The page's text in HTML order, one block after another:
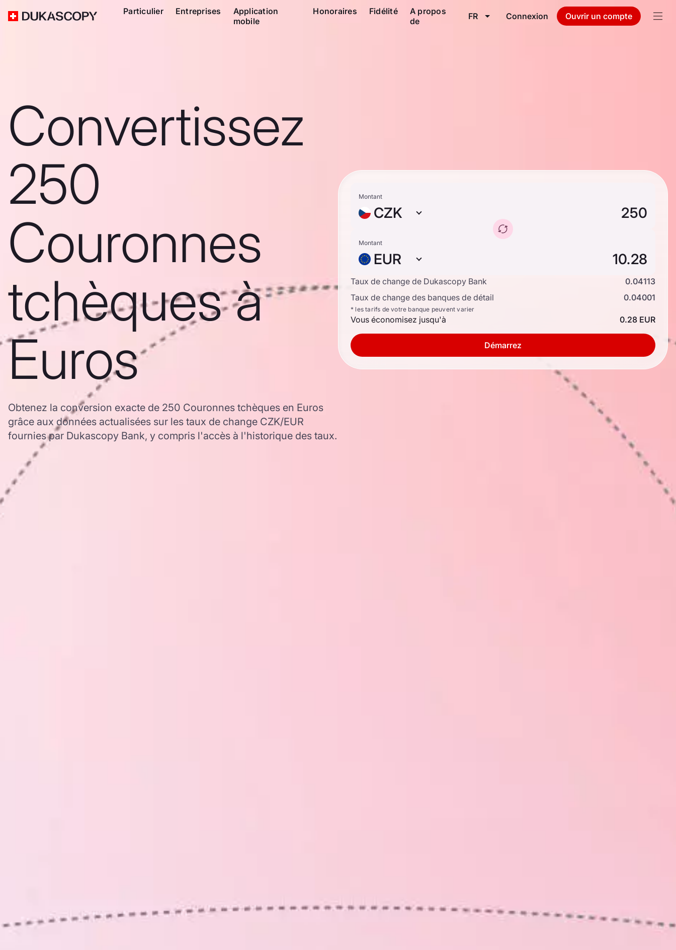
Particulier Entreprises
Application
mobile
Honoraires Fidélité
A propos
de
FR Connexion Ouvrir un compte
Convertissez
250
Couronnes
tchèques à
Euros
Obtenez la conversion exacte de 250 Couronnes tchèques en Euros
grâce aux données actualisées sur les taux de change CZK/EUR
fournies par Dukascopy Bank, y compris l'accès à l'historique des taux.
Montant
CZK
Montant
EUR
Taux de change de Dukascopy Bank
0.04113
Taux de change des banques de détail
0.04001
* les tarifs de votre banque peuvent varier
Vous économisez jusqu'à 0.28 EUR
Démarrez